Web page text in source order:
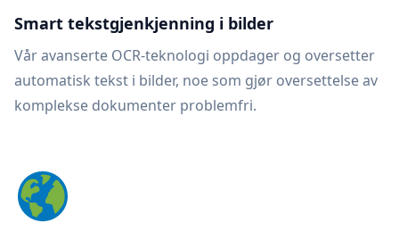
Smart tekstgjenkjenning i bilder
Vår avanserte OCR-teknologi oppdager og oversetter
automatisk tekst i bilder, noe som gjør oversettelse av
komplekse dokumenter problemfri.